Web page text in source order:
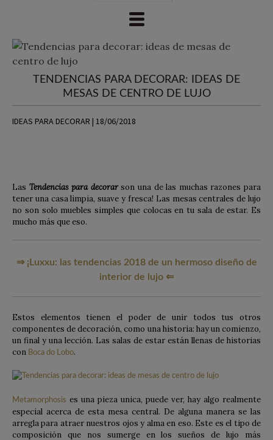
TENDENCIAS PARA DECORAR: IDEAS DE
MESAS DE CENTRO DE LUJO
IDEAS PARA DECORAR | 18/06/2018
Las Tendencias para decorarson una de las muchas razones para
tener una casa limpia, suave y fresca! Las mesas centrales de lujo
no son solo muebles simples que colocas en tu sala de estar. Es
mucho más que eso.
⇒ ¡Luxxu: las tendencias 2018 de un hermoso diseño de
interior de lujo ⇐
Estos elementos tienen el poder de unir todos tus otros
componentes de decoración, como una historia: hay un comienzo,
un final y una lección. Las salas de estar están llenas de historias
con Boca do Lobo.
Metamorphosis es una pieza unica, puede ver, hay algo realmente
especial acerca de esta mesa central. De alguna manera se las
arregla para atraer nuestros ojos y alma en eso. Este es el tipo de
composición que nos sumerge en los sueños de lujo más